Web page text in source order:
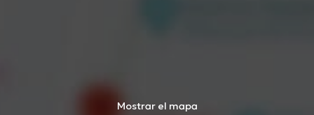
Mostrar el mapa